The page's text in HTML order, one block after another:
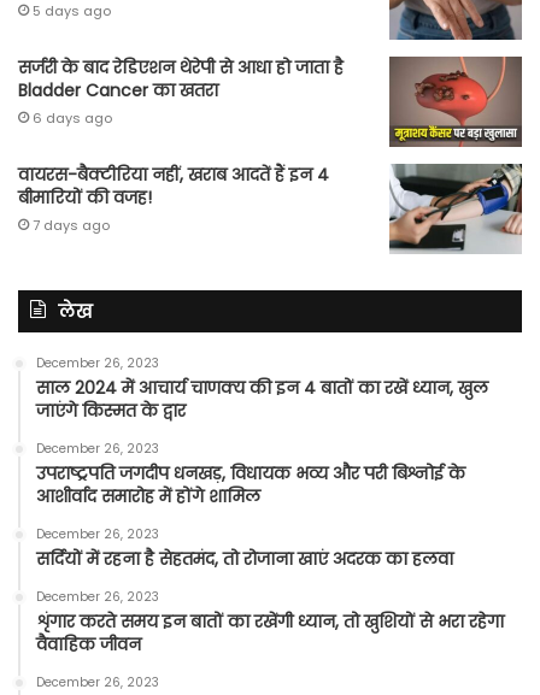
5 days ago
सर्जरी के बाद रेडिएशन थेरेपी से आधा हो जाता है
Bladder Cancer का खतरा
6 days ago
वायरस-बैक्टीरिया नहीं, खराब आदतें हैं इन 4
बीमारियों की वजह!
7 days ago
लेख
December 26, 2023
साल 2024 में आचार्य चाणक्य की इन 4 बातों का रखें ध्यान, खुल
जाएंगे किस्मत के द्वार
December 26, 2023
उपराष्ट्रपति जगदीप धनखड़, विधायक भव्य और परी बिश्नोई के
आशीर्वाद समारोह में होंगे शामिल
December 26, 2023
सर्दियों में रहना है सेहतमंद, तो रोजाना खाएं अदरक का हलवा
December 26, 2023
शृंगार करते समय इन बातों का रखेंगी ध्यान, तो खुशियों से भरा रहेगा
वैवाहिक जीवन
December 26, 2023